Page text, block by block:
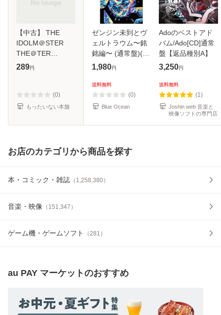
【中古】 THE
IDOLM＠STER
THE＠TER
ACTIVITIES 02 /
（渡部恵子），大
神環（稲川英
（田村奈
289円
(0)
もったいない本舗
ゼンジン未到とヴ
ェルトラウム〜銘
銘編〜 (通常盤)(2
枚組) [DVD]
1,980円
送料無料
(0)
Blue Ocean
Adoのベストアド
バム/Ado[CD]通常
盤【返品種別A】
3,250円
送料無料
(1)
Joshin web 音楽と
映像ソフトの専門店
お店のカテゴリから商品を探す
本・コミック・雑誌 （ 1,258,380）
音楽・映像 （ 151,347 ）
ゲーム機・ゲームソフト （281 ）
au PAY マーケットのおすすめ